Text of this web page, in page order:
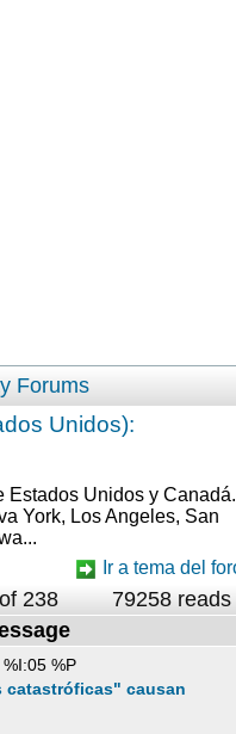
Forums
Unidos):
Estados Unidos y Canadá.
York, Los Angeles, San
Ir a tema del
238
79258 reads
%I:05 %P
catastróficas" causan